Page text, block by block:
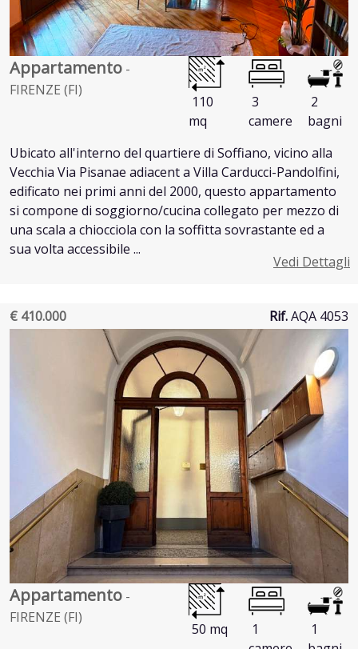
Appartamento -
FIRENZE (FI)
110
mq
3
camere
2
bagni
Ubicato all'interno del quartiere di Soffiano, vicino alla
Vecchia Via Pisanae adiacent a Villa Carducci-Pandolfini,
edificato nei primi anni del 2000, questo appartamento
si compone di soggiorno/cucina collegato per mezzo di
una scala a chiocciola con la soffitta sovrastante ed a
sua volta accessibile ...
Vedi Dettagli
€ 410.000 Rif.AQA 4053
Appartamento -
FIRENZE (FI)
50 mq
1
1